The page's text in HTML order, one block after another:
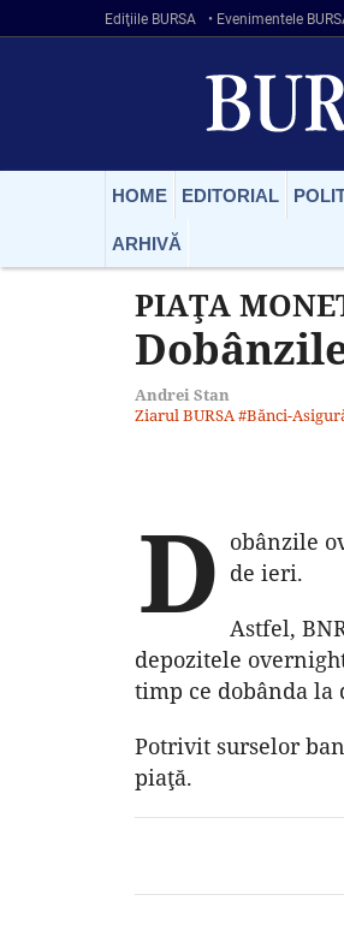
Ediţiile BURSA • Evenimentele
HOME EDITORIAL
ARHIVĂ
PIAŢA
Andrei Stan
Ziarul BURSA #Bănci-
D obânzile
de ieri.
Astfel,
depozitele
timp ce dobânda la
Potrivit surselor
piaţă.